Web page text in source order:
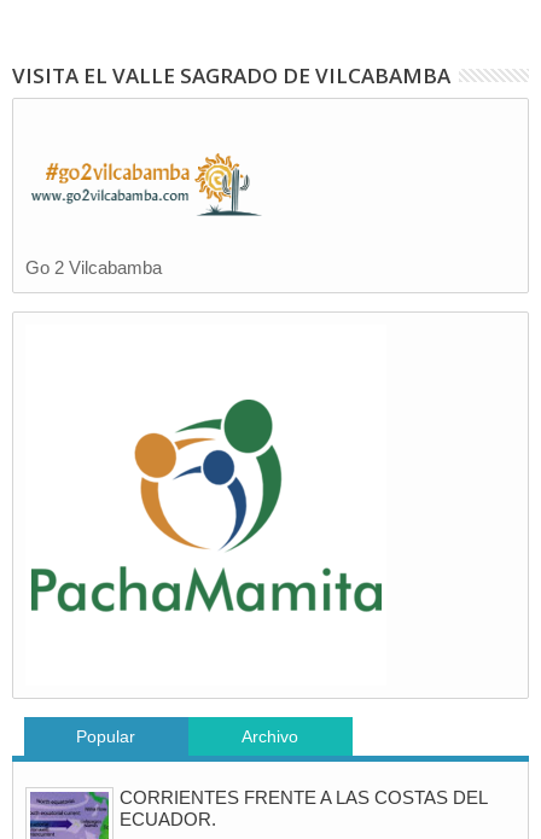
VISITA EL VALLE SAGRADO DE VILCABAMBA
Go 2 Vilcabamba
Popular Archivo
CORRIENTES FRENTE A LAS COSTAS DEL
ECUADOR.